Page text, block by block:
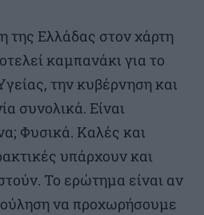
της Ελλάδας στον χάρτη
καμπανάκι για το
την κυβέρνηση και
συνολικά. Είναι
Φυσικά. Καλές και
υπάρχουν και
Το ερώτημα είναι αν
να προχωρήσουμε